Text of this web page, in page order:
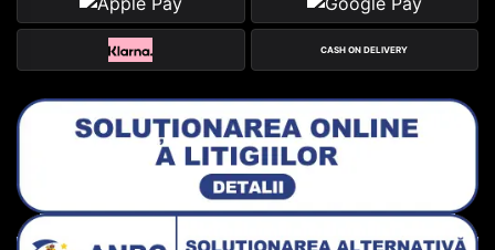
CASH ON DELIVERY